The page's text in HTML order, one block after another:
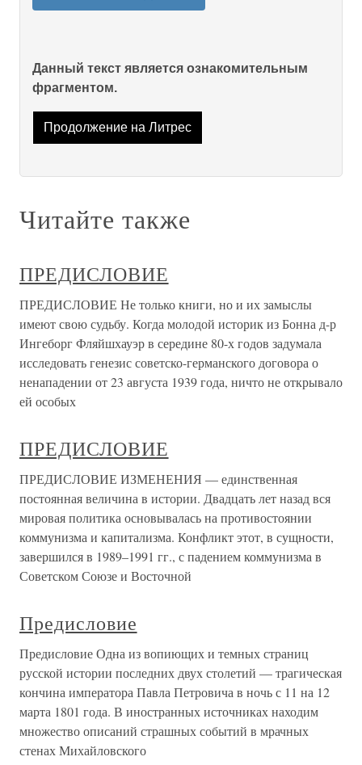
Данный текст является ознакомительным
фрагментом.
Продолжение на Литрес
Читайте также
ПРЕДИСЛОВИЕ
ПРЕДИСЛОВИЕ Не только книги, но и их замыслы
имеют свою судьбу. Когда моло­дой историк из Бонна д-р
Ингеборг Фляйшхауэр в середине 80-х годов задумала
исследовать генезис советско-германского договора о
ненапа­дении от 23 августа 1939 года, ничто не открывало
ей особых
ПРЕДИСЛОВИЕ
ПРЕДИСЛОВИЕ ИЗМЕНЕНИЯ — единственная
постоянная величина в истории. Двадцать лет назад вся
мировая политика основывалась на противостоянии
коммунизма и капитализма. Конфликт этот, в сущности,
завершился в 1989–1991 гг., с падением коммунизма в
Советском Союзе и Восточной
Предисловие
Предисловие Одна из вопиющих и темных страниц
русской истории последних двух столетий — трагическая
кончина императора Павла Петровича в ночь с 11 на 12
марта 1801 года. В иностранных источниках находим
множество описаний страшных событий в мрачных
стенах Михайловского